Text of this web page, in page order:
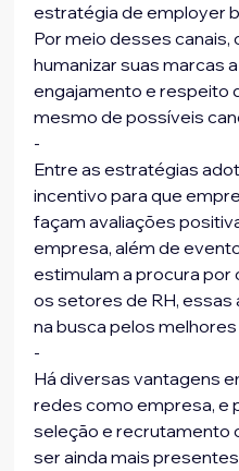
estratégia de employer
Por meio desses
humanizar suas marcas
engajamento e respeito
mesmo de possíveis
-
Entre as estratégias
incentivo para que
façam avaliações
empresa, além de
estimulam a procura por
os setores de RH,
na busca pelos
-
Há diversas vantagens
redes como empresa, e
seleção e recrutamento
ser ainda mais